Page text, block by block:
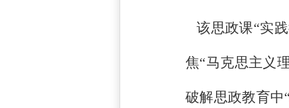
该思政课“实
焦“马克思主义
破解思政教育中